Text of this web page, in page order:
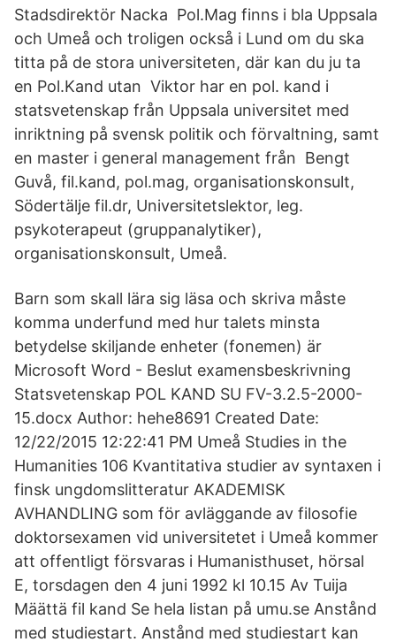
Stadsdirektör Nacka Pol.Mag finns i bla Uppsala
och Umeå och troligen också i Lund om du ska
titta på de stora universiteten, där kan du ju ta
en Pol.Kand utan Viktor har en pol. kand i
statsvetenskap från Uppsala universitet med
inriktning på svensk politik och förvaltning, samt
en master i general management från Bengt
Guvå, fil.kand, pol.mag, organisationskonsult,
Södertälje fil.dr, Universitetslektor, leg.
psykoterapeut (gruppanalytiker),
organisationskonsult, Umeå.
Barn som skall lära sig läsa och skriva måste
komma underfund med hur talets minsta
betydelse skiljande enheter (fonemen) är
Microsoft Word - Beslut examensbeskrivning
Statsvetenskap POL KAND SU FV-3.2.5-2000-
15.docx Author: hehe8691 Created Date:
12/22/2015 12:22:41 PM Umeå Studies in the
Humanities 106 Kvantitativa studier av syntaxen i
finsk ungdomslitteratur AKADEMISK
AVHANDLING som för avläggande av filosofie
doktorsexamen vid universitetet i Umeå kommer
att offentligt försvaras i Humanisthuset, hörsal
E, torsdagen den 4 juni 1992 kl 10.15 Av Tuija
Määttä fil kand Se hela listan på umu.se Anstånd
med studiestart. Anstånd med studiestart kan